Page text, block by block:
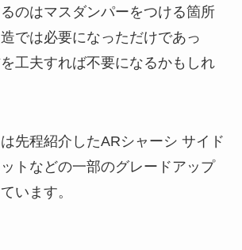
のはマスダンパーをつける箇所
では必要になっただけであっ
工夫すれば不要になるかもしれ
先程紹介したARシャーシ サイド
トなどの一部のグレードアップ
います。